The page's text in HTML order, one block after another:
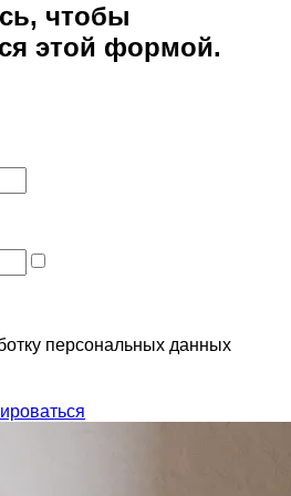
чтобы
этой формой.
персональных данных